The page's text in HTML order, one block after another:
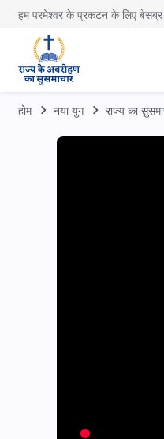
हम परमेश्वर के प्रकटन के लिए बेसब्र
होम नया युग राज्य का